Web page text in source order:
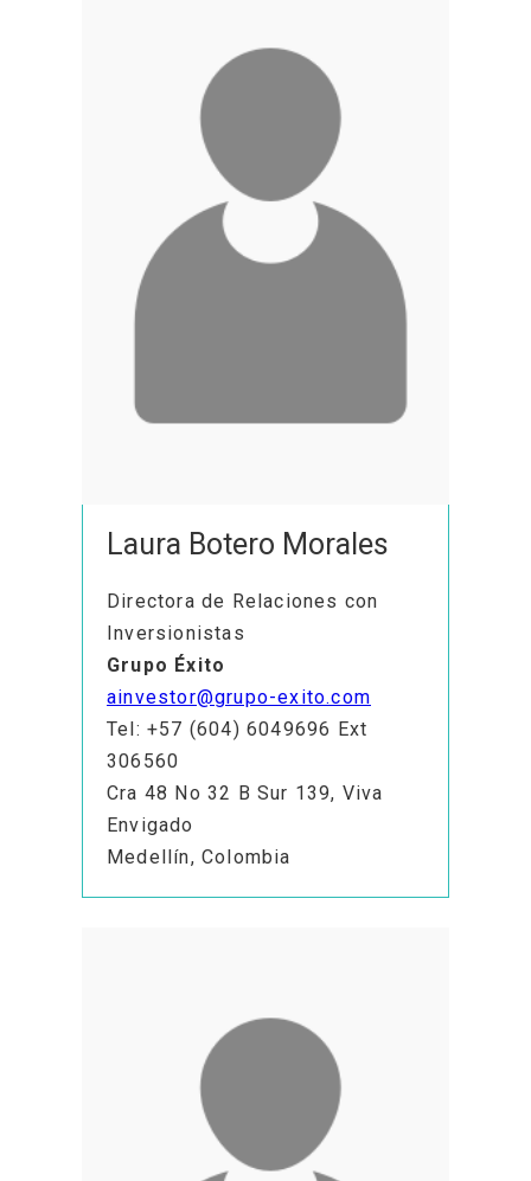
Laura Botero Morales
Directora de Relaciones con
Inversionistas
Grupo Éxito
ainvestor@grupo-exito.com
Tel: +57 (604) 6049696 Ext
306560
Cra 48 No 32 B Sur 139, Viva
Envigado
Medellín, Colombia